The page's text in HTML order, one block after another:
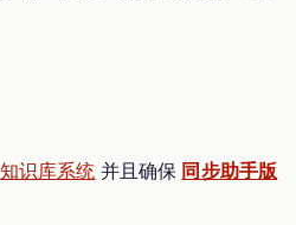
知识库系统 并且确保 同步助手版